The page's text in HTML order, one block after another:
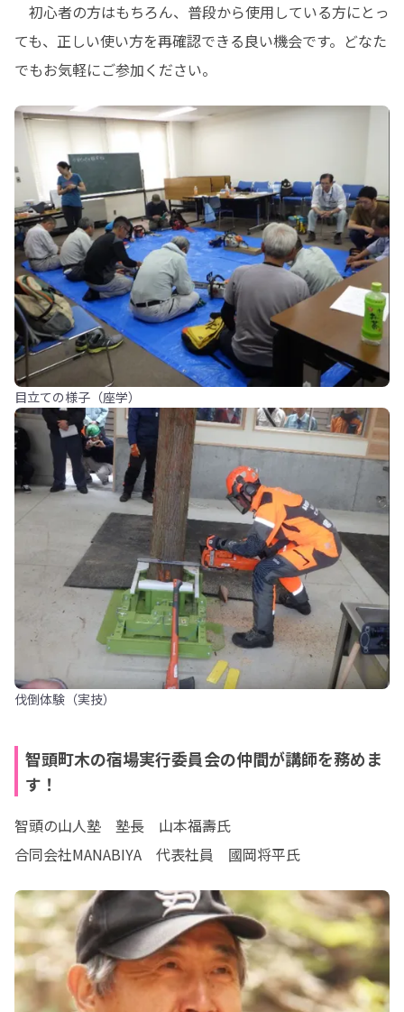
初心者の方はもちろん、普段から使用している方にとっ
ても、正しい使い方を再確認できる良い機会です。どなた
でもお気軽にご参加ください。
目立ての様子（座学）
伐倒体験（実技）
智頭町木の宿場実行委員会の仲間が講師を務めま
す！
智頭の山人塾　塾長　山本福壽氏
合同会社MANABIYA　代表社員　國岡将平氏